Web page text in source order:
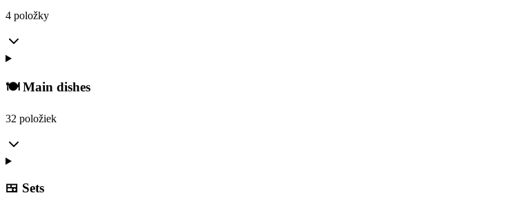
4 položky
🍽️ Main dishes
32 položiek
🍱 Sets